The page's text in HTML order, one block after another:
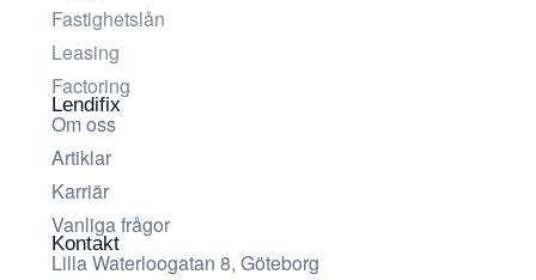
Fastighetslån
Leasing
Factoring
Lendifix
Om oss
Artiklar
Karriär
Vanliga frågor
Kontakt
Lilla Waterloogatan 8, Göteborg